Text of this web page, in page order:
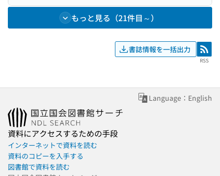
もっと見る（21件目～）
書誌情報を一括出力 RSS
RSS
Language：English
資料にアクセスするための手段
インターネットで資料を読む
資料のコピーを入手する
図書館で資料を読む